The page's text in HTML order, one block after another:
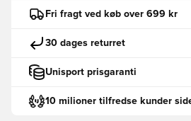
Fri fragt ved køb over 699 kr
30 dages returret
Unisport prisgaranti
10 milioner tilfredse kunder